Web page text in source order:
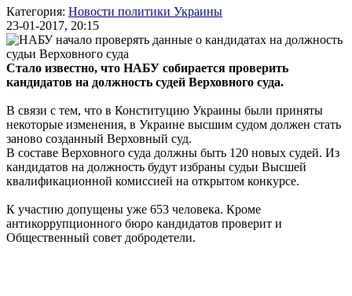
Категория: Новости политики Украины
23-01-2017, 20:15
Стало известно, что НАБУ собирается проверить
кандидатов на должность судей Верховного суда.
В связи с тем, что в Конституцию Украины были приняты
некоторые изменения, в Украине высшим судом должен стать
заново созданный Верховный суд.
В составе Верховного суда должны быть 120 новых судей. Из
кандидатов на должность будут избраны судьи Высшей
квалификационной комиссией на открытом конкурсе.
К участию допущены уже 653 человека. Кроме
антикоррупционного бюро кандидатов проверит и
Общественный совет добродетели.